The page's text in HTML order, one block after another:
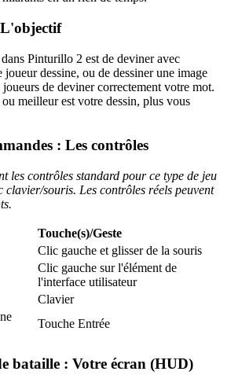
Pinturillo 2 est de deviner avec
dessine, ou de dessiner une image
de deviner correctement votre mot.
meilleur est votre dessin, plus vous
: Les contrôles
les contrôles standard pour ce type de jeu
clavier/souris. Les contrôles réels peuvent
Touche(s)/Geste
Clic gauche et glisser de la souris
Clic gauche sur l'élément de
l'interface utilisateur
Clavier
Touche Entrée
bataille : Votre écran (HUD)